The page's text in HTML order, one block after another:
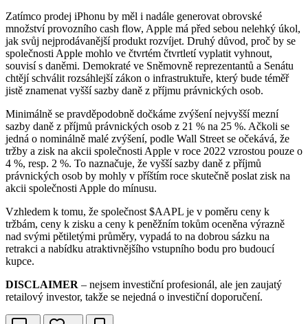
Zatímco prodej iPhonu by měl i nadále generovat obrovské
množství provozního cash flow, Apple má před sebou nelehký úkol,
jak svůj nejprodávanější produkt rozvíjet. Druhý důvod, proč by se
společnosti Apple mohlo ve čtvrtém čtvrtletí vyplatit vyhnout,
souvisí s daněmi. Demokraté ve Sněmovně reprezentantů a Senátu
chtějí schválit rozsáhlejší zákon o infrastruktuře, který bude téměř
jistě znamenat vyšší sazby daně z příjmu právnických osob.
Minimálně se pravděpodobně dočkáme zvýšení nejvyšší mezní
sazby daně z příjmů právnických osob z 21 % na 25 %. Ačkoli se
jedná o nominálně malé zvýšení, podle Wall Street se očekává, že
tržby a zisk na akcii společnosti Apple v roce 2022 vzrostou pouze o
4 %, resp. 2 %. To naznačuje, že vyšší sazby daně z příjmů
právnických osob by mohly v příštím roce skutečně poslat zisk na
akcii společnosti Apple do mínusu.
Vzhledem k tomu, že společnost $AAPL je v poměru ceny k
tržbám, ceny k zisku a ceny k peněžním tokům oceněna výrazně
nad svými pětiletými průměry, vypadá to na dobrou sázku na
retrakci a nabídku atraktivnějšího vstupního bodu pro budoucí
kupce.
DISCLAIMER – nejsem investiční profesionál, ale jen zaujatý
retailový investor, takže se nejedná o investiční doporučení.